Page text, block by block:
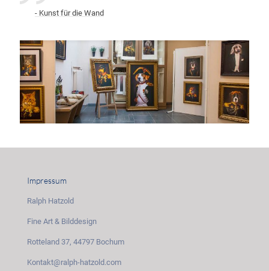
- Kunst für die Wand
Impressum
Ralph Hatzold
Fine Art & Bilddesign
Rotteland 37, 44797 Bochum
Kontakt@ralph-hatzold.com